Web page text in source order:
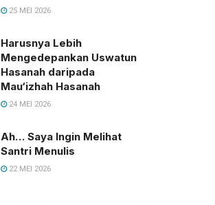
25 MEI 2026
Harusnya Lebih
Mengedepankan Uswatun
Hasanah daripada
Mau‘izhah Hasanah
24 MEI 2026
Ah… Saya Ingin Melihat
Santri Menulis
22 MEI 2026